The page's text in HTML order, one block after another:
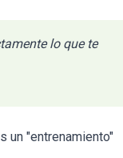
lo que te
un "entrenamiento"